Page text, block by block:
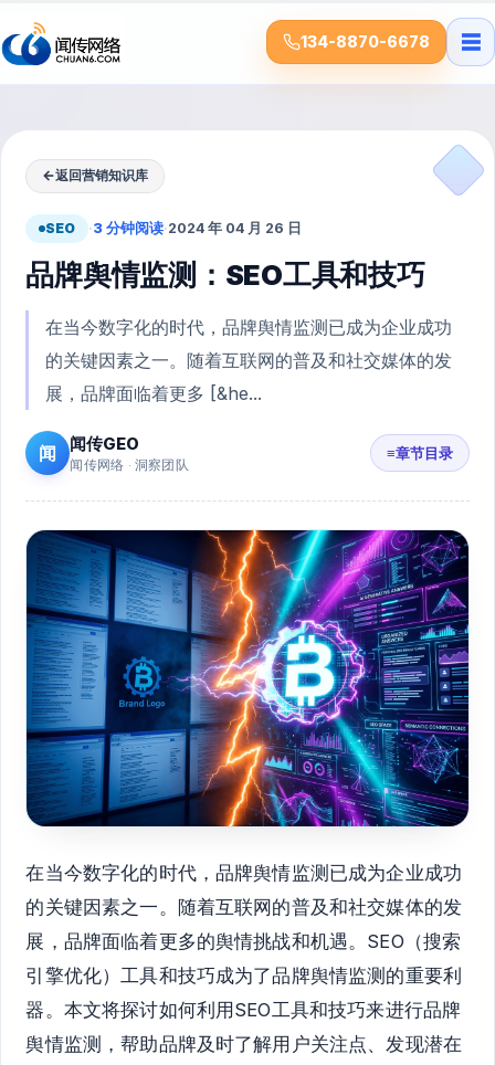
134-8870-6678 ☰
←返回营销知识库
SEO ·3 分钟阅读·2024 年 04 月 26 日
品牌舆情监测：SEO工具和技巧
在当今数字化的时代，品牌舆情监测已成为企业成功
的关键因素之一。随着互联网的普及和社交媒体的发
展，品牌面临着更多 [&he...
闻 闻传GEO
闻传网络 · 洞察团队
≡章节目录
在当今数字化的时代，品牌舆情监测已成为企业成功
的关键因素之一。随着互联网的普及和社交媒体的发
展，品牌面临着更多的舆情挑战和机遇。SEO（搜索
引擎优化）工具和技巧成为了品牌舆情监测的重要利
器。本文将探讨如何利用SEO工具和技巧来进行品牌
舆情监测，帮助品牌及时了解用户关注点、发现潜在